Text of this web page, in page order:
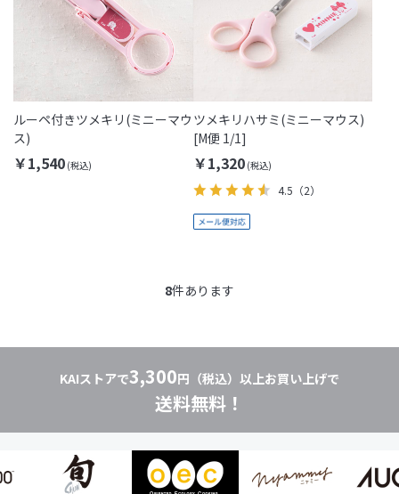
ルーペ付きツメキリ(ミニーマウ
ス)
￥1,540
ツメキリハサミ(ミニーマウス)
[M便 1/1]
￥1,320
4.5 （2）
8件あります
KAIストアで3,300円（税込）以上お買い上げで
送料無料！